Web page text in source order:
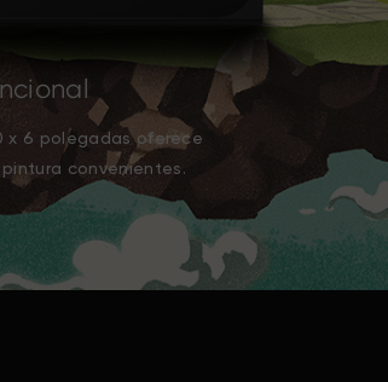
x 6 polegadas oferece
convenientes.